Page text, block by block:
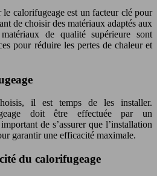
calorifugeage est un facteur clé pour
de choisir des matériaux adaptés aux
de qualité supérieure sont
pour réduire les pertes de chaleur et
il est temps de les installer.
doit être effectuée par un
de s’assurer que l’installation
garantir une efficacité maximale.
du calorifugeage